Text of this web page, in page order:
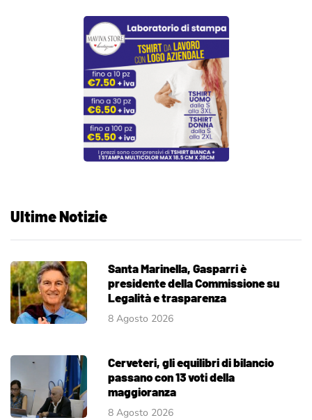
Ultime Notizie
Santa Marinella, Gasparri è
presidente della Commissione su
Legalità e trasparenza
8 Agosto 2026
Cerveteri, gli equilibri di bilancio
passano con 13 voti della
maggioranza
8 Agosto 2026